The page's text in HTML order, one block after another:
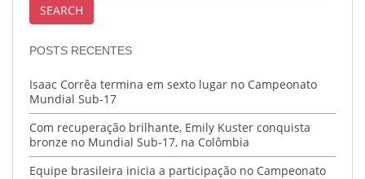
POSTS RECENTES
Isaac Corrêa termina em sexto lugar no Campeonato
Mundial Sub-17
Com recuperação brilhante, Emily Kuster conquista
bronze no Mundial Sub-17, na Colômbia
Equipe brasileira inicia a participação no Campeonato